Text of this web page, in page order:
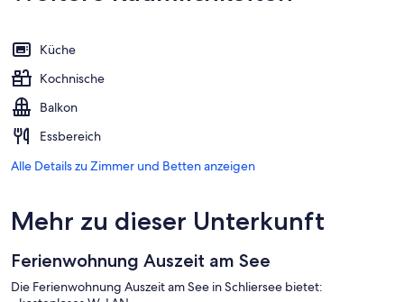
Küche
Kochnische
Balkon
Essbereich
Alle Details zu Zimmer und Betten anzeigen
Mehr zu dieser Unterkunft
Ferienwohnung Auszeit am See
Die Ferienwohnung Auszeit am See in Schliersee bietet: